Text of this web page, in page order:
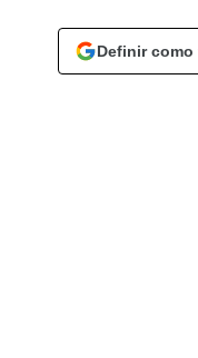
Definir